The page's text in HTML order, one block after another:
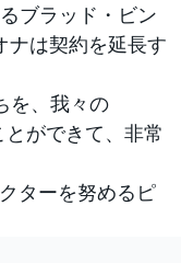
ブラッド・ビン
ナは契約を延長す
を、我々の
とができて、非常
ターを努めるピ